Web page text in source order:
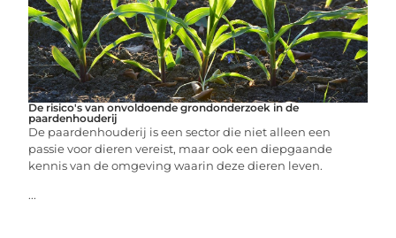
De risico's van onvoldoende grondonderzoek in de
paardenhouderij
De paardenhouderij is een sector die niet alleen een
passie voor dieren vereist, maar ook een diepgaande
kennis van de omgeving waarin deze dieren leven.
...